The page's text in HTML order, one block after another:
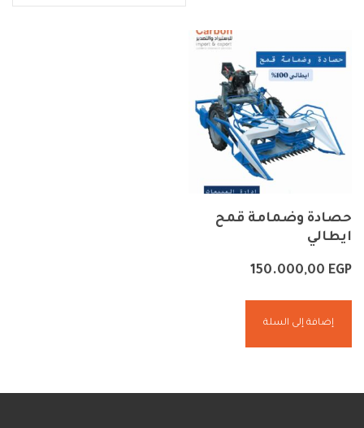
حصادة وضمامة قمح
ايطالي
150.000,00 EGP
إضافة إلى السلة